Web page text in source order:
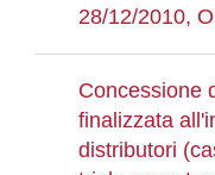
28/12/2010,
Concessione
finalizzata
distributori